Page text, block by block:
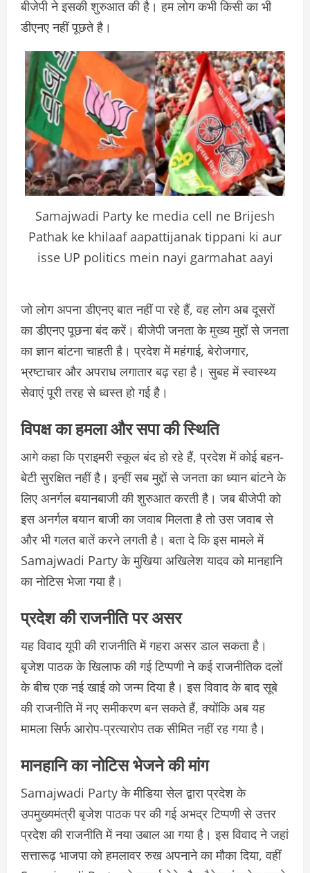
बीजेपी ने इसकी शुरुआत की है। हम लोग कभी किसी का भी
डीएनए नहीं पूछते है।
Samajwadi Party ke media cell ne Brijesh
Pathak ke khilaaf aapattijanak tippani ki aur
isse UP politics mein nayi garmahat aayi
जो लोग अपना डीएनए बात नहीं पा रहे हैं, वह लोग अब दूसरों
का डीएनए पूछना बंद करें। बीजेपी जनता के मुख्य मुद्दों से जनता
का ज्ञान बांटना चाहती है। प्रदेश में महंगाई, बेरोजगार,
भ्रष्टाचार और अपराध लगातार बढ़ रहा है। सुबह में स्वास्थ्य
सेवाएं पूरी तरह से ध्वस्त हो गई है।
विपक्ष का हमला और सपा की स्थिति
आगे कहा कि प्राइमरी स्कूल बंद हो रहे हैं, प्रदेश में कोई बहन-
बेटी सुरक्षित नहीं है। इन्हीं सब मुद्दों से जनता का ध्यान बांटने के
लिए अनर्गल बयानबाजी की शुरुआत करती है। जब बीजेपी को
इस अनर्गल बयान बाजी का जवाब मिलता है तो उस जवाब से
और भी गलत बातें करने लगती है। बता दे कि इस मामले में
Samajwadi Party के मुखिया अखिलेश यादव को मानहानि
का नोटिस भेजा गया है।
प्रदेश की राजनीति पर असर
यह विवाद यूपी की राजनीति में गहरा असर डाल सकता है।
बृजेश पाठक के खिलाफ की गई टिप्पणी ने कई राजनीतिक दलों
के बीच एक नई खाई को जन्म दिया है। इस विवाद के बाद सूबे
की राजनीति में नए समीकरण बन सकते हैं, क्योंकि अब यह
मामला सिर्फ आरोप-प्रत्यारोप तक सीमित नहीं रह गया है।
मानहानि का नोटिस भेजने की मांग
Samajwadi Party के मीडिया सेल द्वारा प्रदेश के
उपमुख्यमंत्री बृजेश पाठक पर की गई अभद्र टिप्पणी से उत्तर
प्रदेश की राजनीति में नया उबाल आ गया है। इस विवाद ने जहां
सत्तारूढ़ भाजपा को हमलावर रुख अपनाने का मौका दिया, वहीं